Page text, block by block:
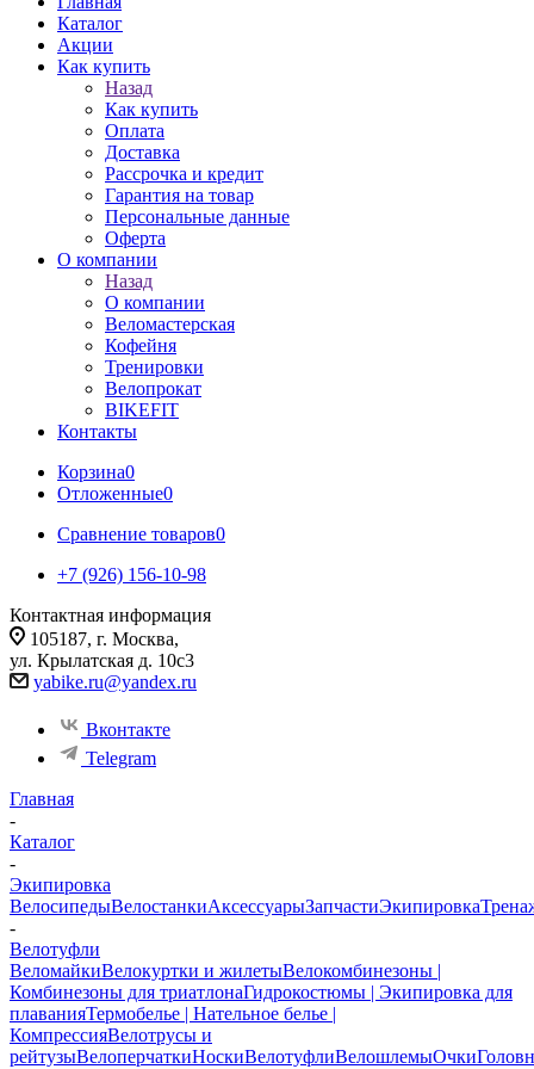
Каталог
Акции
Как купить
Назад
Как купить
Оплата
Доставка
Рассрочка и кредит
Гарантия на товар
Персональные данные
Оферта
О компании
Назад
О компании
Веломастерская
Кофейня
Тренировки
Велопрокат
BIKEFIT
Контакты
Корзина0
Отложенные0
Сравнение товаров0
+7 (926) 156-10-98
Контактная информация
105187, г. Москва,
ул. Крылатская д. 10с3
yabike.ru@yandex.ru
Вконтакте
Telegram
Главная
-
Каталог
-
Экипировка
ВелосипедыВелостанкиАксессуарыЗапчастиЭкипировка
-
Велотуфли
ВеломайкиВелокуртки и жилетыВелокомбинезоны |
Комбинезоны для триатлонаГидрокостюмы | Экипировка для
плаванияТермобелье | Нательное белье |
КомпрессияВелотрусы и
рейтузыВелоперчаткиНоскиВелотуфлиВелошлемыОчки